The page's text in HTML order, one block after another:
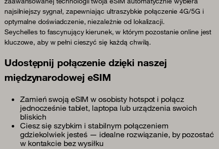
najsilniejszy sygnał, zapewniając ultraszybkie połączenie 4G/5G i
optymalne doświadczenie, niezależnie od lokalizacji.
Seychelles to fascynujący kierunek, w którym pozostanie online jest
kluczowe, aby w pełni cieszyć się każdą chwilą.
Udostępnij połączenie dzięki naszej
międzynarodowej eSIM
Zamień swoją eSIM w osobisty hotspot i połącz
jednocześnie tablet, laptopa lub urządzenia swoich
bliskich
Ciesz się szybkim i stabilnym połączeniem
gdziekolwiek jesteś — idealne rozwiązanie, by pozostać
w kontakcie bez wysiłku